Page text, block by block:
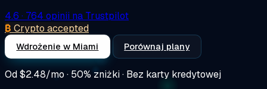
4.6 · 764 opinii na Trustpilot
₿ Crypto accepted
Wdrożenie w Miami Porównaj plany
Od$2.48/mo · 50% zniżki · Bez karty kredytowej